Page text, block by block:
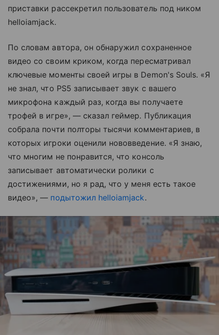
приставки рассекретил пользователь под ником
helloiamjack.
По словам автора, он обнаружил сохраненное
видео со своим криком, когда пересматривал
ключевые моменты своей игры в Demon's Souls. «Я
не знал, что PS5 записывает звук с вашего
микрофона каждый раз, когда вы получаете
трофей в игре», — сказал геймер. Публикация
собрала почти полторы тысячи комментариев, в
которых игроки оценили нововведение. «Я знаю,
что многим не понравится, что консоль
записывает автоматически ролики с
достижениями, но я рад, что у меня есть такое
видео», — подытожил helloiamjack.